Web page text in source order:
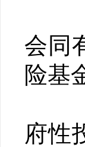
（
会同
险基
（
府性